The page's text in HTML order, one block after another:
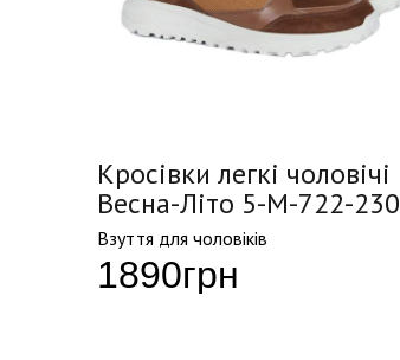
Кросівки легкі чоловічі
Весна-Літо 5-M-722-230
Взуття для чоловіків
1890грн